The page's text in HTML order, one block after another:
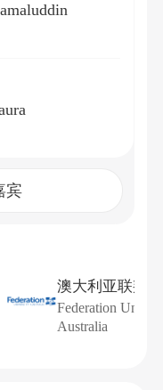
宾
澳大利亚联邦
Federation
Australia